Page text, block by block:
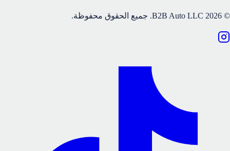
©
2026 جميع الحقوق محفوظة.